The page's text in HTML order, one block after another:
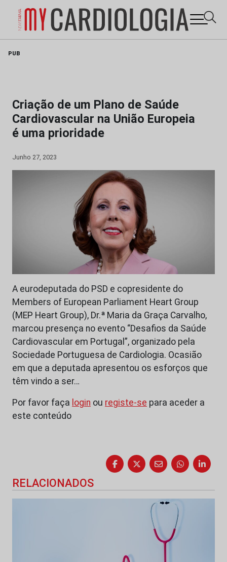
PUB
Criação de um Plano de Saúde
Cardiovascular na União Europeia
é uma prioridade
Junho 27, 2023
A eurodeputada do PSD e copresidente do
Members of European Parliament Heart Group
(MEP Heart Group), Dr.ª Maria da Graça Carvalho,
marcou presença no evento “Desafios da Saúde
Cardiovascular em Portugal”, organizado pela
Sociedade Portuguesa de Cardiologia. Ocasião
em que a deputada apresentou os esforços que
têm vindo a ser…
Por favor faça login ou registe-se para aceder a
este conteúdo
RELACIONADOS